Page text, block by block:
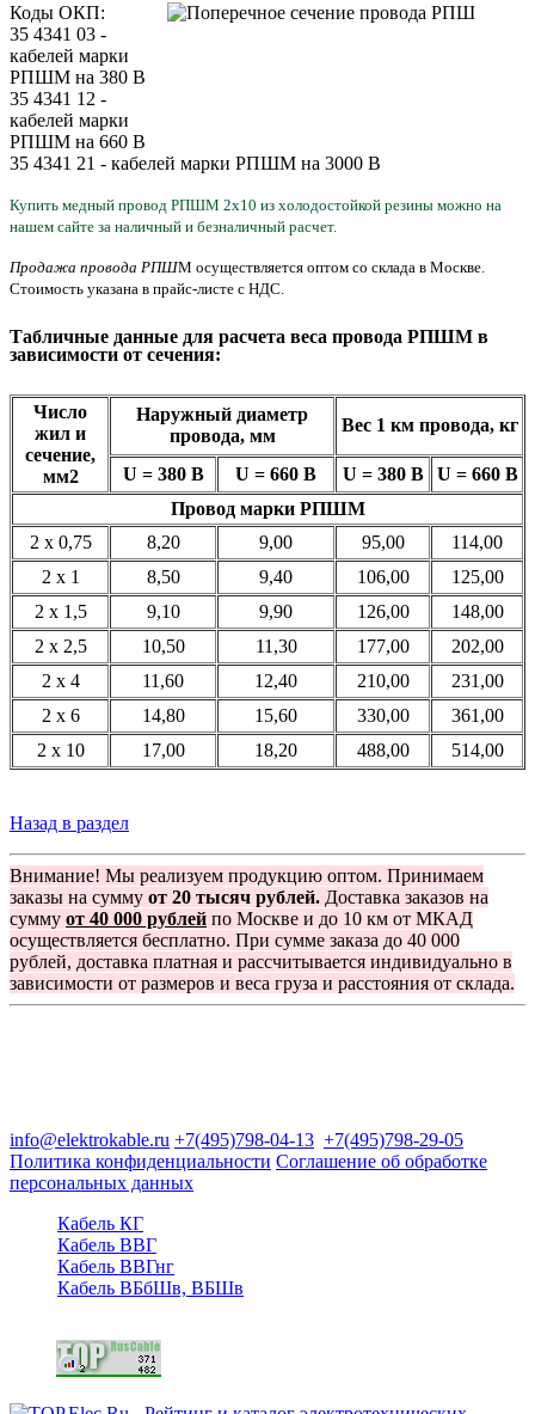
Коды ОКП:
35 4341 03 -
кабелей марки
РПШМ на 380 В
35 4341 12 -
кабелей марки
РПШМ на 660 В
35 4341 21 - кабелей марки РПШМ на 3000 В
Купить медный провод РПШМ 2х10 из холодостойкой резины можно на
нашем сайте за наличный и безналичный расчет.
Продажа провода РПШМ осуществляется оптом со склада в Москве.
Стоимость указана в прайс-листе с НДС.
Табличные данные для расчета веса провода РПШМ в
зависимости от сечения:
Число
жил и
сечение,
мм2
Наружный диаметр
провода, мм
Вес 1 км провода, кг
U = 380 В U = 660 В U = 380 В U = 660 В
Провод марки РПШМ
2 x 0,75
8,20 9,00 95,00
114,00
2 x 1
8,50 9,40 106,00
125,00
2 x 1,5
9,10 9,90 126,00
148,00
2 x 2,5
10,50 11,30 177,00
202,00
2 x 4
11,60 12,40 210,00
231,00
2 x 6
14,80 15,60 330,00
361,00
2 x 10
17,00 18,20 488,00 514,00
Назад в раздел
Внимание! Мы реализуем продукцию оптом. Принимаем
заказы на сумму от 20 тысяч рублей. Доставка заказов на
сумму от 40 000 рублей по Москве и до 10 км от МКАД
осуществляется бесплатно. При сумме заказа до 40 000
рублей, доставка платная и рассчитывается индивидуально в
зависимости от размеров и веса груза и расстояния от склада.
info@elektrokable.ru +7(495)798-04-13 +7(495)798-29-05
Политика конфиденциальности Соглашение об обработке
персональных данных
Кабель КГ
Кабель ВВГ
Кабель ВВГнг
Кабель ВБбШв, ВБШв